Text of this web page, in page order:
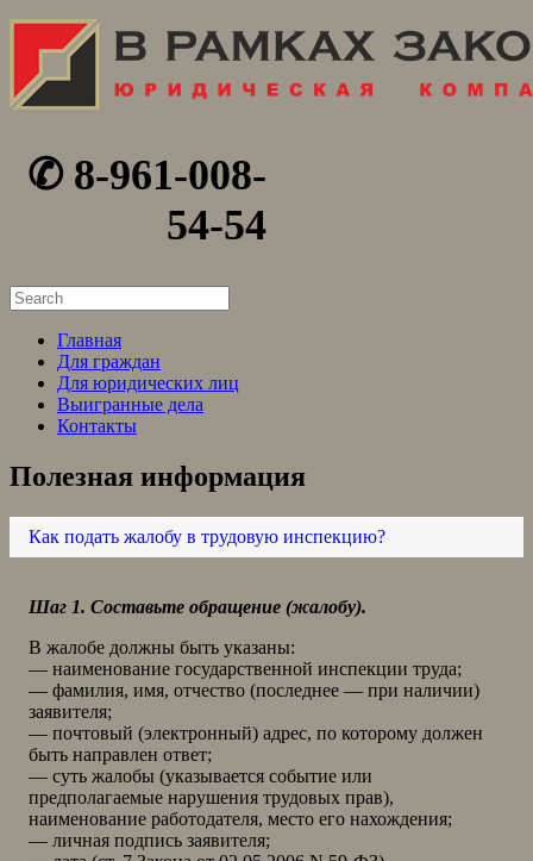
✆ 8-961-008-
54-54
Search
for:
Главная
Для граждан
Для юридических лиц
Выигранные дела
Контакты
Полезная информация
Как подать жалобу в трудовую инспекцию?
Шаг 1. Составьте обращение (жалобу).
В жалобе должны быть указаны:
— наименование государственной инспекции труда;
— фамилия, имя, отчество (последнее — при наличии)
заявителя;
— почтовый (электронный) адрес, по которому должен
быть направлен ответ;
— суть жалобы (указывается событие или
предполагаемые нарушения трудовых прав),
наименование работодателя, место его нахождения;
— личная подпись заявителя;